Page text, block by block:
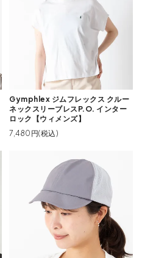
Gymphlex ジムフレックス クルー
ネックスリーブレスP.O. インター
ロック【ウィメンズ】
7,480円(税込)